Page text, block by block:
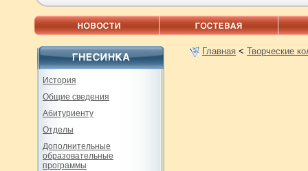
История
Общие сведения
Абитуриенту
Отделы
Дополнительные
образовательные
программы
Главная < Творческие